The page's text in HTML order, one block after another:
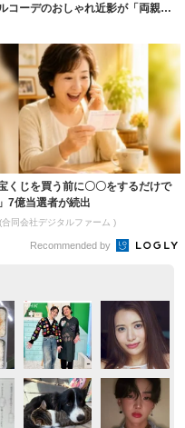
コーデのおしゃれ近影が「両親の
宝くじを買う前に〇〇をするだけで
7億当選者が続出
合同会社デジタルファーム )
Recommended by